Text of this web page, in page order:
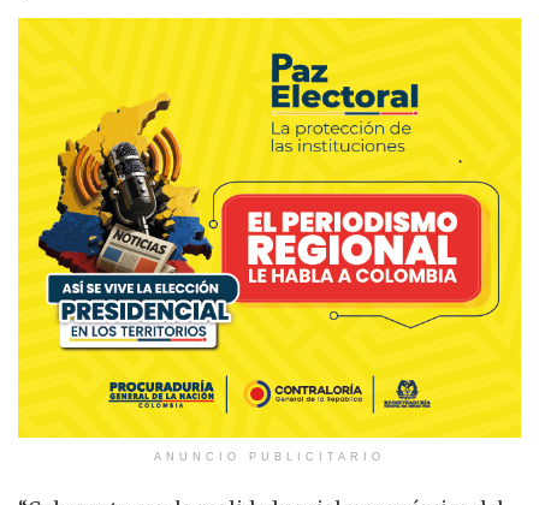
ANUNCIO PUBLICITARIO